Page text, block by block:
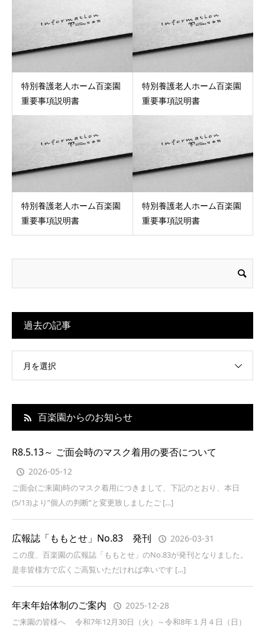
特別養護老人ホーム百楽園
重要事項説明書
特別養護老人ホーム百楽園
重要事項説明書
特別養護老人ホーム百楽園
重要事項説明書
特別養護老人ホーム百楽園
重要事項説明書
過去の記事
月を選択
百楽園からのお知らせ
R8.5.13～ ご面会時のマスク着用の要否について
2026-05-12
ご面会(ご来園)時のマスク着用につきまして、下記のとおり、本日
(5/13)より”個人の判断”と変更致しましたご […]
広報誌「ももとせ」No.83 発刊 2026-03-31
この度、百楽園の広報誌「ももとせ」のNo.83が発刊となりました。
是非皆様方で広くご高覧いただければ幸いです […]
年末年始体制のご案内 2025-12-28
ご来園の皆様へ 令和7年12月30日（火）～令和8年１月４日（日）